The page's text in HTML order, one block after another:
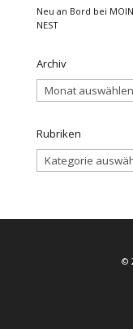
Neu an Bord bei
NEST
Archiv
Archiv
Rubriken
Rubriken
©